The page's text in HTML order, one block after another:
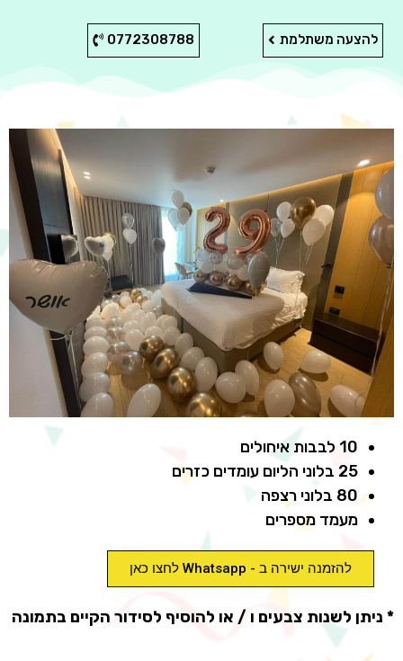
להצעה משתלמת 0772308788
10 לבבות איחולים
25 בלוני הליום עומדים כזרים
80 בלוני רצפה
מעמד מספרים
להזמנה ישירה ב - Whatsapp לחצו כאן
* ניתן לשנות צבעים ו / או להוסיף לסידור הקיים בתמונה